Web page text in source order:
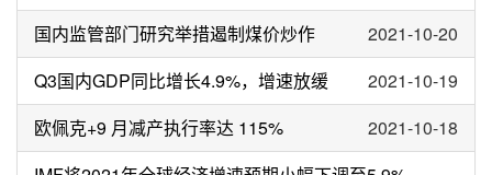
国内监管部门研究举措遏制煤价炒作
2021-10-20
Q3国内GDP同比增长4.9%，增速放缓
2021-10-19
欧佩克+9 月减产执行率达 115%
2021-10-18